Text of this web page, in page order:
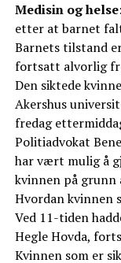
Medisin og helse
etter at barnet
Barnets tilstand
fortsatt alvorlig
Den siktede
Akershus
fredag
Politiadvokat
har vært mulig å
kvinnen på grunn
Hvordan kvinnen
Ved 11-tiden
Hegle Hovda,
Kvinnen som er